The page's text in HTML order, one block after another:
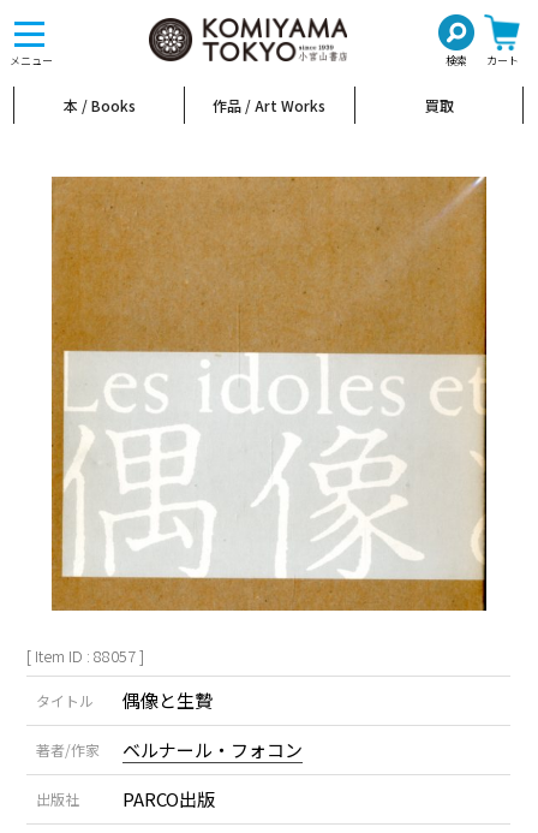
メニュー 検索 カート
toggle
navigation
本 / Books 作品 / Art Works 買取
[ Item ID : 88057 ]
タイトル 偶像と生贄
著者/作家 ベルナール・フォコン
出版社 PARCO出版